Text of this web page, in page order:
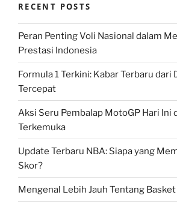
RECENT POSTS
Peran Penting Voli Nasional dalam
Prestasi Indonesia
Formula 1 Terkini: Kabar Terbaru dari
Tercepat
Aksi Seru Pembalap MotoGP Hari Ini
Terkemuka
Update Terbaru NBA: Siapa yang
Skor?
Mengenal Lebih Jauh Tentang